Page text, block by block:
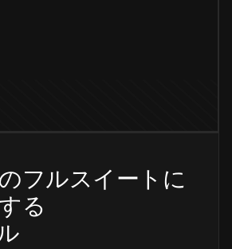
フルスイートに
る